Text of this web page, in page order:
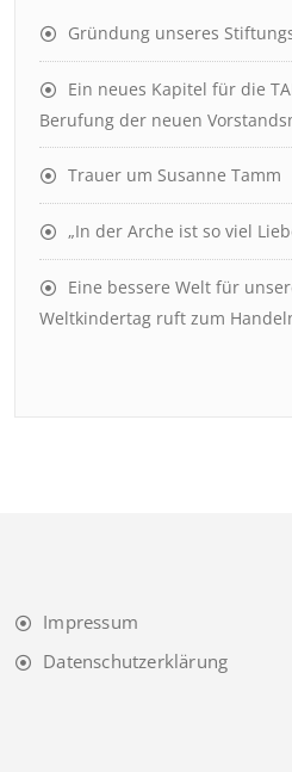
Gründung unseres
Ein neues Kapitel für die
Berufung der neuen
Trauer um Susanne Tamm
„In der Arche ist so viel
Eine bessere Welt für
Weltkindertag ruft zum
Impressum
Datenschutzerklärung